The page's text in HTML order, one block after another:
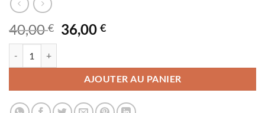
40,00€ Le
prix
était :
40,00 €.
36,00€Le
est :
36,00 €.
AJOUTER AU PANIER